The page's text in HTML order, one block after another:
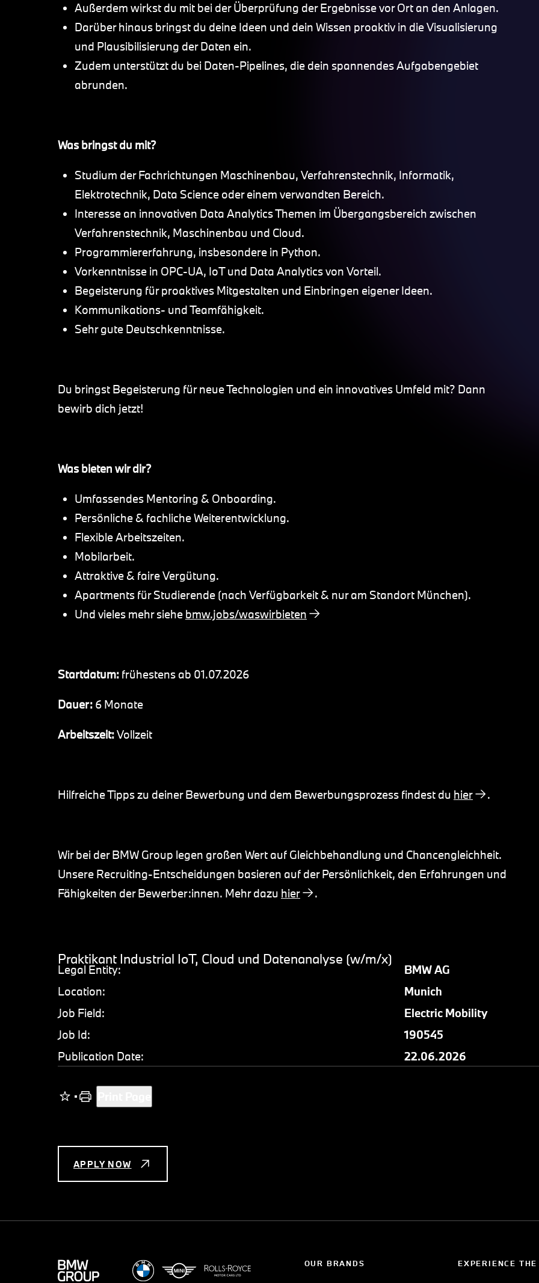
Außerdem wirkst du mit bei der Überprüfung der Ergebnisse vor Ort an den Anlagen.
Darüber hinaus bringst du deine Ideen und dein Wissen proaktiv in die Visualisierung
und Plausibilisierung der Daten ein.
Zudem unterstützt du bei Daten-Pipelines, die dein spannendes Aufgabengebiet
abrunden.
Was bringst du mit?
Studium der Fachrichtungen Maschinenbau, Verfahrenstechnik, Informatik,
Elektrotechnik, Data Science oder einem verwandten Bereich.
Interesse an innovativen Data Analytics Themen im Übergangsbereich zwischen
Verfahrenstechnik, Maschinenbau und Cloud.
Programmiererfahrung, insbesondere in Python.
Vorkenntnisse in OPC-UA, IoT und Data Analytics von Vorteil.
Begeisterung für proaktives Mitgestalten und Einbringen eigener Ideen.
Kommunikations- und Teamfähigkeit.
Sehr gute Deutschkenntnisse.
Du bringst Begeisterung für neue Technologien und ein innovatives Umfeld mit? Dann
bewirb dich jetzt!
Was bieten wir dir?
Umfassendes Mentoring & Onboarding.
Persönliche & fachliche Weiterentwicklung.
Flexible Arbeitszeiten.
Mobilarbeit.
Attraktive & faire Vergütung.
Apartments für Studierende (nach Verfügbarkeit & nur am Standort München).
Und vieles mehr siehe bmw.jobs/waswirbieten
Startdatum: frühestens ab 01.07.2026
Dauer: 6 Monate
Arbeitszeit:Vollzeit
Hilfreiche Tipps zu deiner Bewerbung und dem Bewerbungsprozess findest du hier .
Wir bei der BMW Group legen großen Wert auf Gleichbehandlung und Chancengleichheit.
Unsere Recruiting-Entscheidungen basieren auf der Persönlichkeit, den Erfahrungen und
Fähigkeiten der Bewerber:innen. Mehr dazu hier .
Praktikant Industrial IoT, Cloud und Datenanalyse (w/m/x)
Legal Entity:
BMW AG
Location:
Munich
Job Field:
Electric Mobility
Job Id:
190545
Publication Date:
22.06.2026
APPLY NOW
OUR BRANDS EXPERIENCE